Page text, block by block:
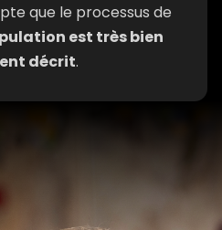
que le processus de
est très bien
décrit.